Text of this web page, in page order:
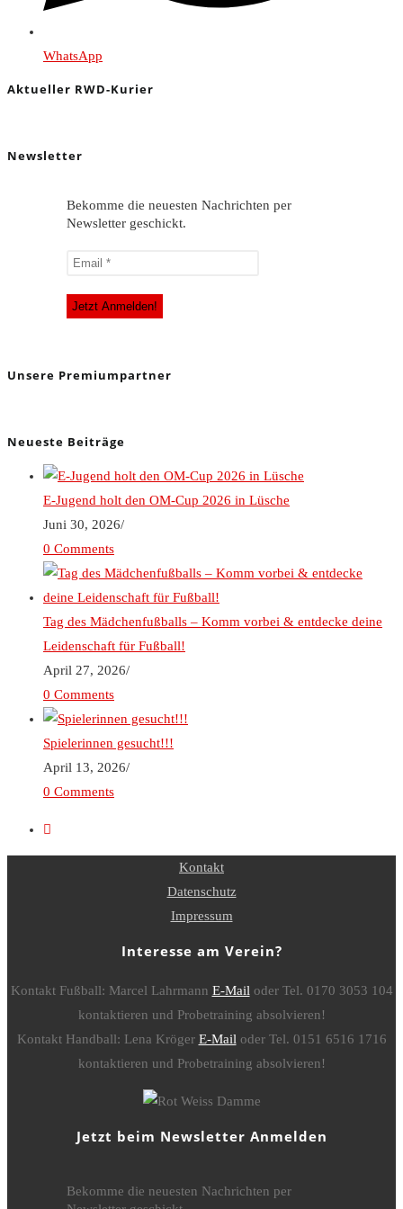
WhatsApp
Aktueller RWD-Kurier
Newsletter
Bekomme die neuesten Nachrichten per
Newsletter geschickt.
Unsere Premiumpartner
Neueste Beiträge
E-Jugend holt den OM-Cup 2026 in Lüsche
Juni 30, 2026/
0 Comments
Tag des Mädchenfußballs – Komm vorbei & entdecke deine
Leidenschaft für Fußball!
April 27, 2026/
0 Comments
Spielerinnen gesucht!!!
April 13, 2026/
0 Comments
Kontakt
Datenschutz
Impressum
Interesse am Verein?
Kontakt Fußball: Marcel Lahrmann E-Mail oder Tel. 0170 3053 104
kontaktieren und Probetraining absolvieren!
Kontakt Handball: Lena Kröger E-Mail oder Tel. 0151 6516 1716
kontaktieren und Probetraining absolvieren!
Jetzt beim Newsletter Anmelden
Bekomme die neuesten Nachrichten per